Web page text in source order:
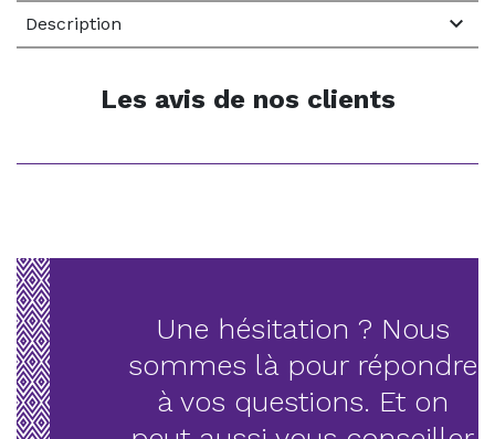
Description 
Les avis de nos clients
Une hésitation ? Nous
sommes là pour répondre
à vos questions. Et on